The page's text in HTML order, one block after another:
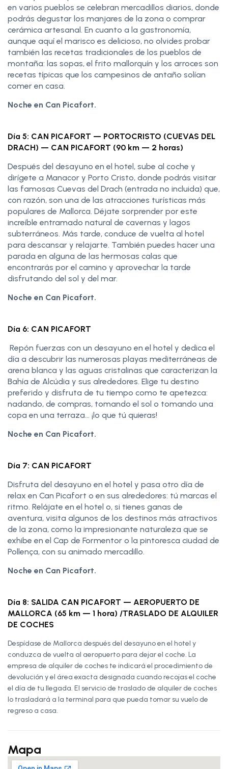
en varios pueblos se celebran mercadillos diarios, donde
podrás degustar los manjares de la zona o comprar
cerámica artesanal. En cuanto a la gastronomía,
aunque aquí el marisco es delicioso, no olvides probar
también las recetas tradicionales de los pueblos de
montaña: las sopas, el frito mallorquín y los arroces son
recetas típicas que los campesinos de antaño solían
comer en casa.
Noche en Can Picafort.
Día 5: CAN PICAFORT — PORTOCRISTO (CUEVAS DEL
DRACH) — CAN PICAFORT (90 km — 2 horas)
Después del desayuno en el hotel, sube al coche y
dirígete a Manacor y Porto Cristo, donde podrás visitar
las famosas Cuevas del Drach (entrada no incluida) que,
con razón, son una de las atracciones turísticas más
populares de Mallorca. Déjate sorprender por este
increíble entramado natural de cavernas y lagos
subterráneos. Más tarde, conduce de vuelta al hotel
para descansar y relajarte. También puedes hacer una
parada en alguna de las hermosas calas que
encontrarás por el camino y aprovechar la tarde
disfrutando del sol y del mar.
Noche en Can Picafort.
Día 6: CAN PICAFORT
Repón fuerzas con un desayuno en el hotel y dedica el
día a descubrir las numerosas playas mediterráneas de
arena blanca y las aguas cristalinas que caracterizan la
Bahía de Alcúdia y sus alrededores. Elige tu destino
preferido y disfruta de tu tiempo como te apetezca:
nadando, de compras, tomando el sol o tomando una
copa en una terraza… ¡lo que tú quieras!
Noche en Can Picafort.
Día 7: CAN PICAFORT
Disfruta del desayuno en el hotel y pasa otro día de
relax en Can Picafort o en sus alrededores: tú marcas el
ritmo. Relájate en el hotel o, si tienes ganas de
aventura, visita algunos de los destinos más atractivos
de la zona, como la impresionante naturaleza que se
exhibe en el Cap de Formentor o la pintoresca ciudad de
Pollença, con su animado mercadillo.
Noche en Can Picafort.
Día 8: SALIDA CAN PICAFORT — AEROPUERTO DE
MALLORCA (65 km — 1 hora) /TRASLADO DE ALQUILER
DE COCHES
Despídase de Mallorca después del desayuno en el hotel y
conduzca de vuelta al aeropuerto para dejar el coche. La
empresa de alquiler de coches te indicará el procedimiento de
devolución y el área exacta designada cuando recojas el coche
el día de tu llegada. El servicio de traslado de alquiler de coches
lo trasladará a la terminal para que pueda tomar su vuelo de
regreso a casa.
Mapa